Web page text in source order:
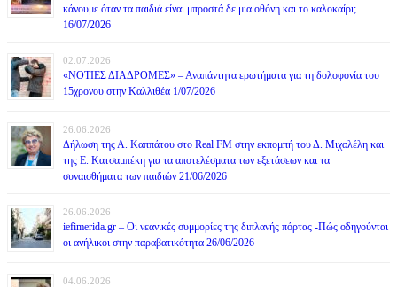
κάνουμε όταν τα παιδιά είναι μπροστά δε μια οθόνη και το καλοκαίρι;
16/07/2026
02.07.2026
«ΝΟΤΙΕΣ ΔΙΑΔΡΟΜΕΣ» – Αναπάντητα ερωτήματα για τη δολοφονία του
15χρονου στην Καλλιθέα 1/07/2026
26.06.2026
Δήλωση της Α. Καππάτου στο Real FM στην εκπομπή του Δ. Μιχαλέλη και
της Ε. Κατσαμπέκη για τα αποτελέσματα των εξετάσεων και τα
συναισθήματα των παιδιών 21/06/2026
26.06.2026
iefimerida.gr – Οι νεανικές συμμορίες της διπλανής πόρτας -Πώς οδηγούνται
οι ανήλικοι στην παραβατικότητα 26/06/2026
04.06.2026